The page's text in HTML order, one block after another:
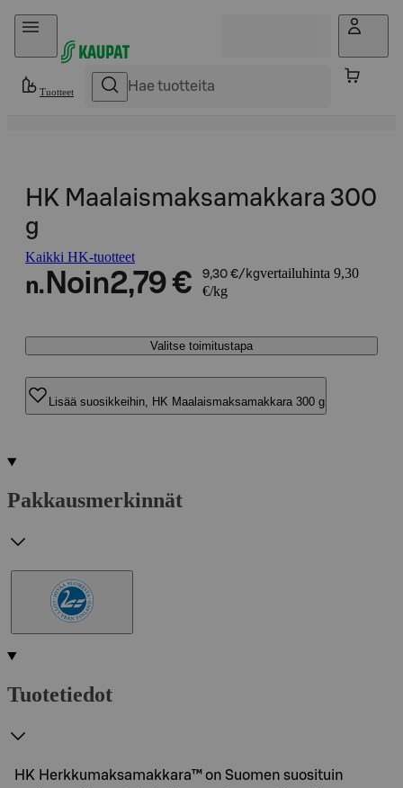
Hyppää sisältöön
Tuotteet
HK Maalaismaksamakkara 300
g
Kaikki HK-tuotteet
n. Noin2,79 € 9,30 €/kgvertailuhinta 9,30
€/kg
Valitse toimitustapa
Lisää suosikkeihin, HK Maalaismaksamakkara 300 g
Pakkausmerkinnät
Tuotetiedot
HK Herkkumaksamakkara™ on Suomen suosituin